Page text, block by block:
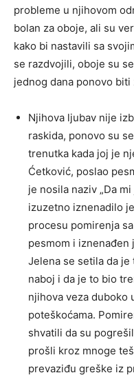
probleme u njihovom
bolan za oboje, ali su
kako bi nastavili sa
se razdvojili, oboje su
jednog dana ponovo biti
Njihova ljubav nije
raskida, ponovo su
trenutka kada joj je
Ćetković, poslao
je nosila naziv „Da
izuzetno iznenadilo
procesu pomirenja
pesmom i iznenađen
Jelena se setila da je
naboj i da je to bio
njihova veza duboko
poteškoćama.
shvatili da su
prošli kroz mnoge
prevaziđu greške iz